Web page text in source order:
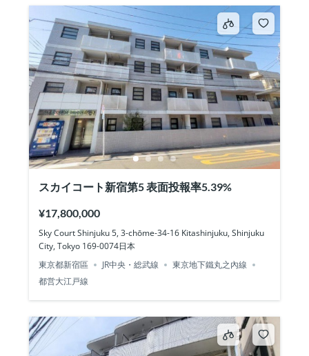
スカイコート新宿第5 表面投報率5.39%
¥17,800,000
Sky Court Shinjuku 5, 3-chōme-34-16 Kitashinjuku, Shinjuku
City, Tokyo 169-0074日本
東京都新宿區
JR中央・総武線
東京地下鐵丸之內線
都営大江戸線